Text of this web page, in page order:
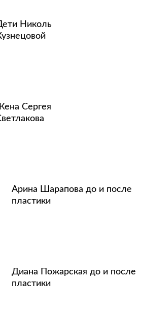
Николь
Сергея
Арина Шарапова до и после
пластики
Диана Пожарская до и после
пластики